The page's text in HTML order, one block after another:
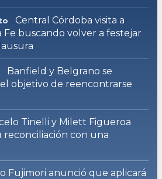
Central Córdoba visita a
Fe buscando volver a festejar
Banfield y Belgrano se
objetivo de reencontrarse
Tinelli y Milett Figueroa
con una
Fujimori anunció que aplicará